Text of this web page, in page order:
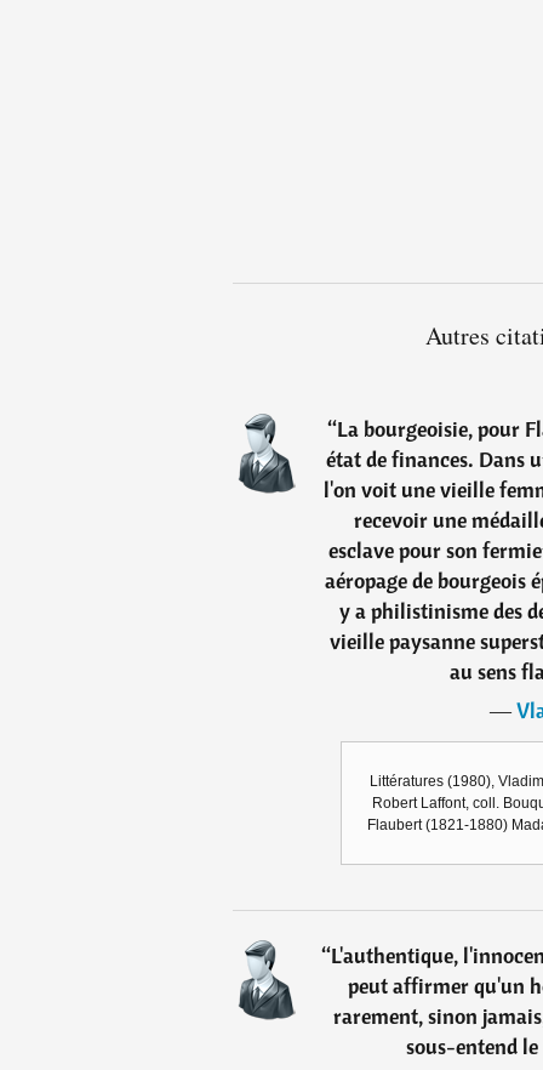
Autres
“La bourgeoisie, pour
état de finances. Dans
l'on voit une vieille
recevoir une
esclave pour son
aéropage de
y a philistinisme des
vieille paysanne
au sens
―
Littératures (1980),
Robert Laffont, coll.
Flaubert (1821-1880)
“L'authentique,
peut affirmer qu'un
rarement, sinon
sous-entend